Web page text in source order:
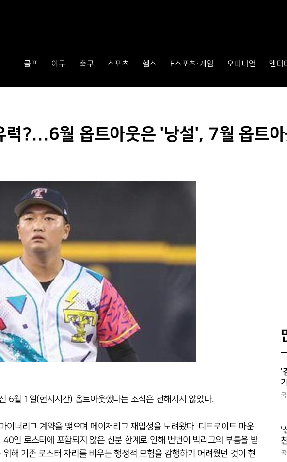
골프 야구 축구 스포츠 헬스 E스포츠·게임 오피니언 엔터
?...6월 옵트아웃은 '낭설', 7월 옵트아
6월 1일(현지시간) 옵트아웃했다는 소식은 전해지지 않았다.
이너리그 계약을 맺으며 메이저리그 재입성을 노려왔다. 디트로이트 마운
인 로스터에 포함되지 않은 신분 한계로 인해 번번이 빅리그의 부름을 받
해 기존 로스터 자리를 비우는 행정적 모험을 감행하기 어려웠던 것이 현
'
'